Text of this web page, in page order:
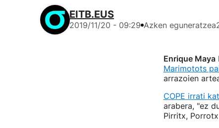
EITB.EUS
2019/11/20 - 09:29 Azken eguneratzea
Enrique Maya
Marimotots
arrazoien
COPE irrati
arabera, "ez
Pirritx,